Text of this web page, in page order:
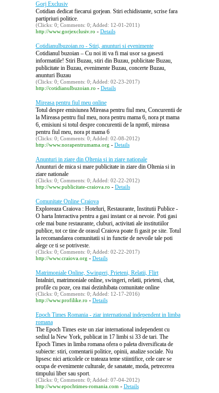
Gorj Exclusiv
Cotidian dedicat fiecarui gorjean. Stiri echidistante, scrise fara
partipriuri politice.
(Clicks: 0; Comments: 0; Added: 12-01-2011)
http://www.gorjexclusiv.ro - Details
Cotidianulbuzoian.ro - Stiri, anunturi si evenimente
Cotidianul buzoian – Cu noi iti va fi mai usor sa gasesti
informatiile! Stiri Buzau, stiri din Buzau, publicitate Buzau,
publicitate in Buzau, evenimente Buzau, concerte Buzau,
anunturi Buzau
(Clicks: 0; Comments: 0; Added: 02-23-2017)
http://cotidianulbuzoian.ro - Details
Mireasa pentru fiul meu online
Totul despre emisiunea Mireasa pentru fiul meu, Concurentii de
la Mireasa pentru fiul meu, nora pentru mama 6, nora pt mama
6, emisiuni si totul despre concurentii de la npm6, mireasa
pentru fiul meu, nora pt mama 6
(Clicks: 0; Comments: 0; Added: 02-08-2012)
http://www.norapentrumama.org - Details
Anunturi in ziare din Oltenia si in ziare nationale
Anunturi de mica si mare publicitate in ziare din Oltenia si in
ziare nationale
(Clicks: 0; Comments: 0; Added: 02-22-2012)
http://www.publicitate-craiova.ro - Details
Comunitate Online Craiova
Exploreaza Craiova : Hoteluri, Restaurante, Institutii Publice -
O harta Interactiva pentru a gasi instant ce ai nevoie. Poti gasi
cele mai bune restaurante, cluburi, activitati ale institutiilor
publice, tot ce tine de orasul Craiova poate fi gasit pe site. Totul
la recomandarea comunitatii si in functie de nevoile tale poti
alege ce ti se potriveste.
(Clicks: 0; Comments: 0; Added: 02-22-2017)
http://www.craiova.org - Details
Matrimoniale Online, Swingeri, Prieteni, Relatii, Flirt
Intalniri, matrimoniale online, swingeri, relatii, prieteni, chat,
profile cu poze, cea mai dezinhibata comunitate online
(Clicks: 0; Comments: 0; Added: 12-17-2016)
http://www.profilike.ro - Details
Epoch Times Romania - ziar international independent in limba
romana
The Epoch Times este un ziar international independent cu
sediul la New York, publicat in 17 limbi si 33 de tari. The
Epoch Times in limba romana ofera o paleta diversificata de
subiecte: stiri, comentarii politice, opinii, analize sociale. Nu
lipsesc nici articolele ce trateaza teme stiintifice, cele care se
ocupa de evenimente culturale, de sanatate, moda, petrecerea
timpului liber sau sport.
(Clicks: 0; Comments: 0; Added: 07-04-2012)
http://www.epochtimes-romania.com- Details